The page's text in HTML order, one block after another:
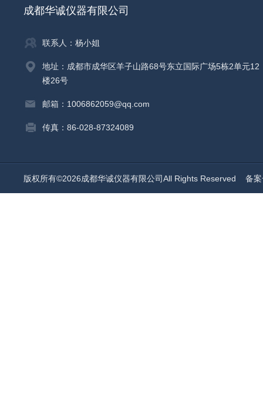
成都华诚仪器有限公司
联系人：杨小姐
地址：成都市成华区羊子山路68号东立国际广场5栋2单元12
楼26号
邮箱：1006862059@qq.com
传真：86-028-87324089
版权所有©2026成都华诚仪器有限公司All Rights Reserved 备